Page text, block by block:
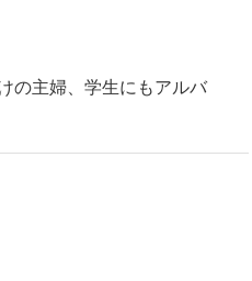
の主婦、学生にもアルバ